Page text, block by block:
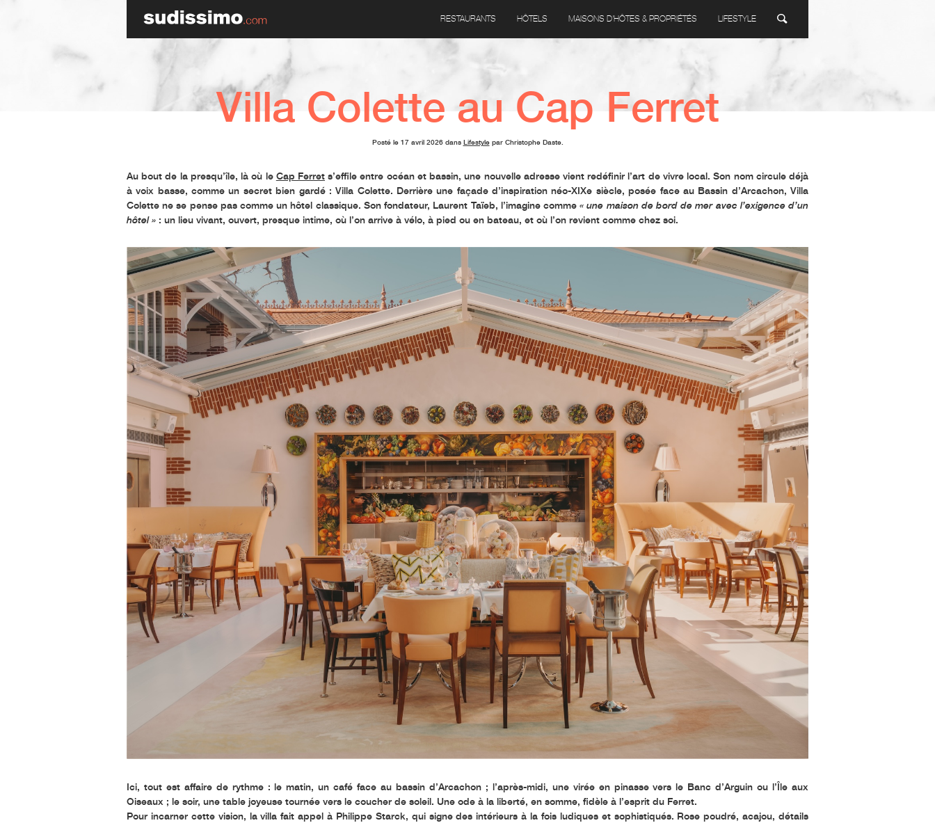
RESTAURANTS HÔTELS MAISONS D'HÔTES & PROPRIÉTÉS LIFESTYLE
Villa Colette au Cap Ferret
Posté le 17 avril 2026 dans Lifestylepar Christophe Daste.
Au bout de la presqu’île, là où le Cap Ferret s’effile entre océan et bassin, une nouvelle adresse vient redéfinir l’art de vivre local. Son nom circule déjà
à voix basse, comme un secret bien gardé :Villa Colette. Derrière une façade d’inspiration néo-XIXe siècle, posée face au Bassin d’Arcachon, Villa
Colette ne se pense pas comme un hôtel classique. Son fondateur, Laurent Taïeb, l’imagine comme« une maison de bord de mer avec l’exigence d’un
hôtel » : un lieu vivant, ouvert, presque intime, où l’on arrive à vélo, à pied ou en bateau, et où l’on revient comme chez soi.
Ici, tout est affaire de rythme : le matin, un café face au bassin d’Arcachon ; l’après-midi, une virée en pinasse vers le Banc d’Arguin ou l’Île aux
Oiseaux ; le soir, une table joyeuse tournée vers le coucher de soleil. Une ode à la liberté, en somme, fidèle à l’esprit du Ferret.
Pour incarner cette vision, la villa fait appel à Philippe Starck, qui signe des intérieurs à la fois ludiques et sophistiqués. Rose poudré, acajou, détails